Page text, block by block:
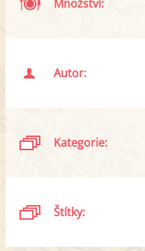
Množství:
Autor:
Kategorie:
Štítky: